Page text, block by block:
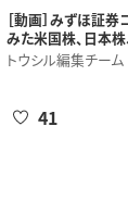
［動画］みずほ証
みた米国株、日本
トウシル編集チーム
41